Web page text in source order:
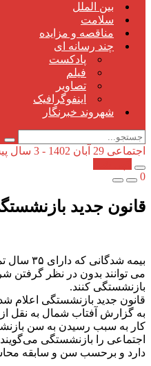
بین الملل
سلامت
مناقصه و مزایده
چند رسانه ای
پادکست
فیلم
تصاویر
اینفوگرافیک
شهروند خبرنگار
اجتماعی 29 آبان 1402 - 3 سال پیش
0
قانون جدید
بیمه
می توانند بدون در نظر گرفتن
بازنشستگی کنند.
قانون جدید بازنشستگی اعلام
به گزارش آفتاب شمال به نقل
کار به سبب رسیدن به سن
اجتماعی را بازنشستگی
دارد و برحسب سن و سابقه